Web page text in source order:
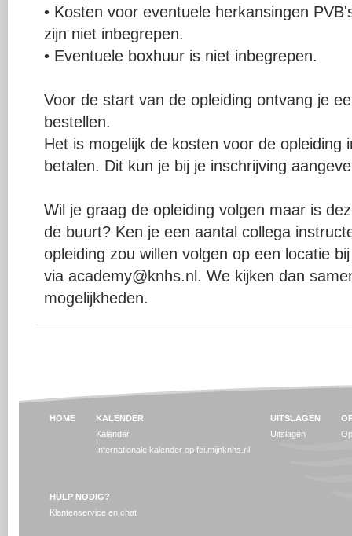
• Kosten voor eventuele herkansingen
zijn niet inbegrepen.
• Eventuele boxhuur is niet inbegrepen.
Voor de start van de opleiding ontvang je
bestellen.
Het is mogelijk de kosten voor de opleiding
betalen. Dit kun je bij je inschrijving
Wil je graag de opleiding volgen maar is
de buurt? Ken je een aantal collega
opleiding zou willen volgen op een locatie
via academy@knhs.nl. We kijken dan
mogelijkheden.
HOME
KALENDER
Kalender
Internationale kalender op fei.mijnknhs.nl
UITSLAGEN
Uitslagen
HULP NODIG?
Klantenservice en chat